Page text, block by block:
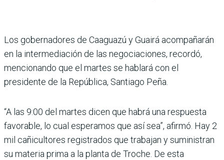
Los gobernadores de Caa­guazú y Guairá acompaña­rán
en la intermediación de las negociaciones, recordó,
mencionando que el martes se hablará con el
presidente de la República, Santiago Peña.
“A las 9:00 del martes dicen que habrá una respuesta
favorable, lo cual esperamos que así sea”, afirmó. Hay 2
mil cañicultores registrados que trabajan y suministran
su materia prima a la planta de Troche. De esta